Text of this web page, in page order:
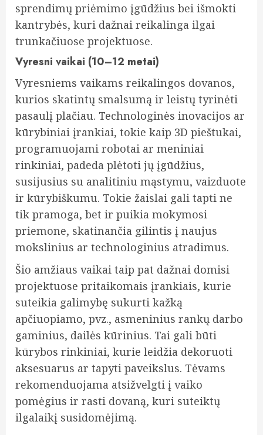
sprendimų priėmimo įgūdžius bei išmokti
kantrybės, kuri dažnai reikalinga ilgai
trunkačiuose projektuose.
Vyresni vaikai (10–12 metai)
Vyresniems vaikams reikalingos dovanos,
kurios skatintų smalsumą ir leistų tyrinėti
pasaulį plačiau. Technologinės inovacijos ar
kūrybiniai įrankiai, tokie kaip 3D pieštukai,
programuojami robotai ar meniniai
rinkiniai, padeda plėtoti jų įgūdžius,
susijusius su analitiniu mąstymu, vaizduote
ir kūrybiškumu. Tokie žaislai gali tapti ne
tik pramoga, bet ir puikia mokymosi
priemone, skatinančia gilintis į naujus
mokslinius ar technologinius atradimus.
Šio amžiaus vaikai taip pat dažnai domisi
projektuose pritaikomais įrankiais, kurie
suteikia galimybę sukurti kažką
apčiuopiamo, pvz., asmeninius rankų darbo
gaminius, dailės kūrinius. Tai gali būti
kūrybos rinkiniai, kurie leidžia dekoruoti
aksesuarus ar tapyti paveikslus. Tėvams
rekomenduojama atsižvelgti į vaiko
pomėgius ir rasti dovaną, kuri suteiktų
ilgalaikį susidomėjimą.